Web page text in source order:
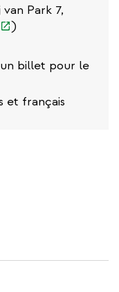
Park 7,
external)
)
billet pour le
et français